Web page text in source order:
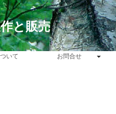
と販売
いて お問合せ